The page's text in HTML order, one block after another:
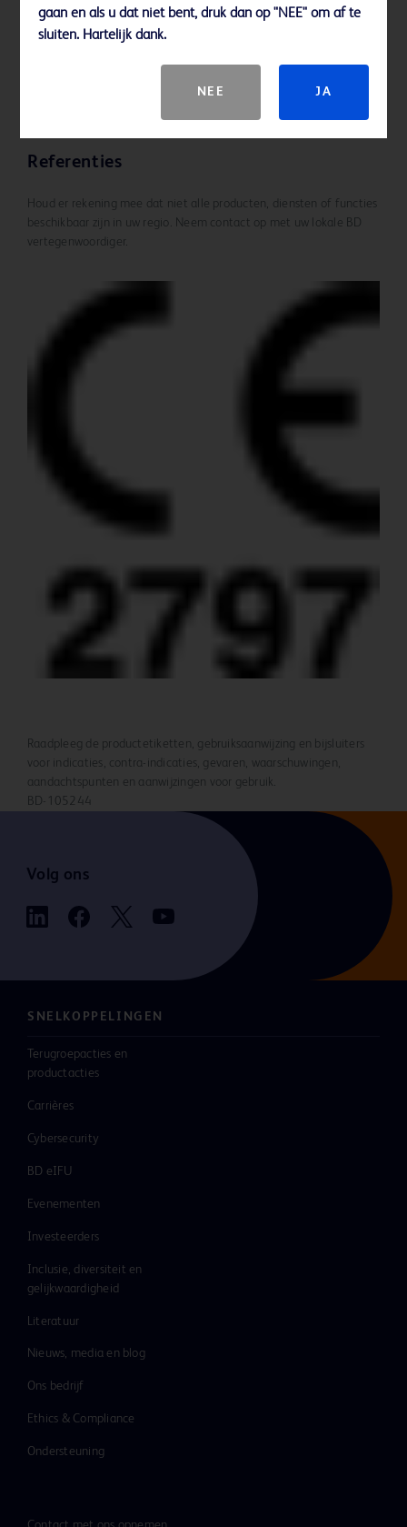
Referenties
Houd er rekening mee dat niet alle producten, diensten of functies
beschikbaar zijn in uw regio. Neem contact op met uw lokale BD
vertegenwoordiger.
Raadpleeg de productetiketten, gebruiksaanwijzing en bijsluiters
voor indicaties, contra-indicaties, gevaren, waarschuwingen,
aandachtspunten en aanwijzingen voor gebruik.
BD-105244
Volg ons
SNELKOPPELINGEN
Terugroepacties en
productacties
Carrières
Cybersecurity
BD eIFU
Evenementen
Investeerders
Inclusie, diversiteit en
gelijkwaardigheid
Literatuur
Nieuws, media en blog
Ons bedrijf
Ethics & Compliance
Ondersteuning
gaan en als u dat niet bent, druk dan op "NEE" om af te
sluiten. Hartelijk dank.
NEE JA